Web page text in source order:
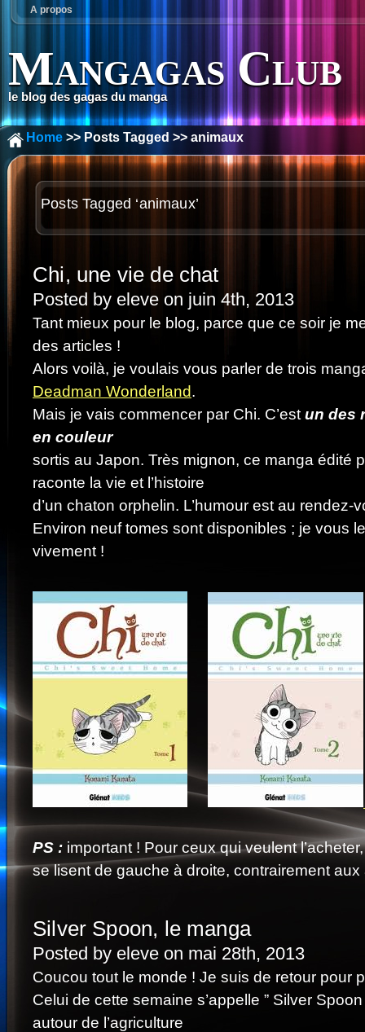
A propos
Mangagas Club
le blog des gagas du manga
Home >> Posts Tagged >> animaux
Posts Tagged ‘animaux’
Chi, une vie de chat
Posted by eleve on juin 4th, 2013
Tant mieux pour le blog, parce que ce soir je
des articles !
Alors voilà, je voulais vous parler de trois
Deadman Wonderland.
Mais je vais commencer par Chi. C’est un des
en couleur
sortis au Japon. Très mignon, ce manga édité
raconte la vie et l’histoire
d’un chaton orphelin. L’humour est au rendez-
Environ neuf tomes sont disponibles ; je vous
vivement !
PS : important ! Pour ceux qui veulent
se lisent de gauche à droite, contrairement
Silver Spoon, le manga
Posted by eleve on mai 28th, 2013
Coucou tout le monde ! Je suis de retour pour
Celui de cette semaine s’appelle ” Silver
autour de l’agriculture